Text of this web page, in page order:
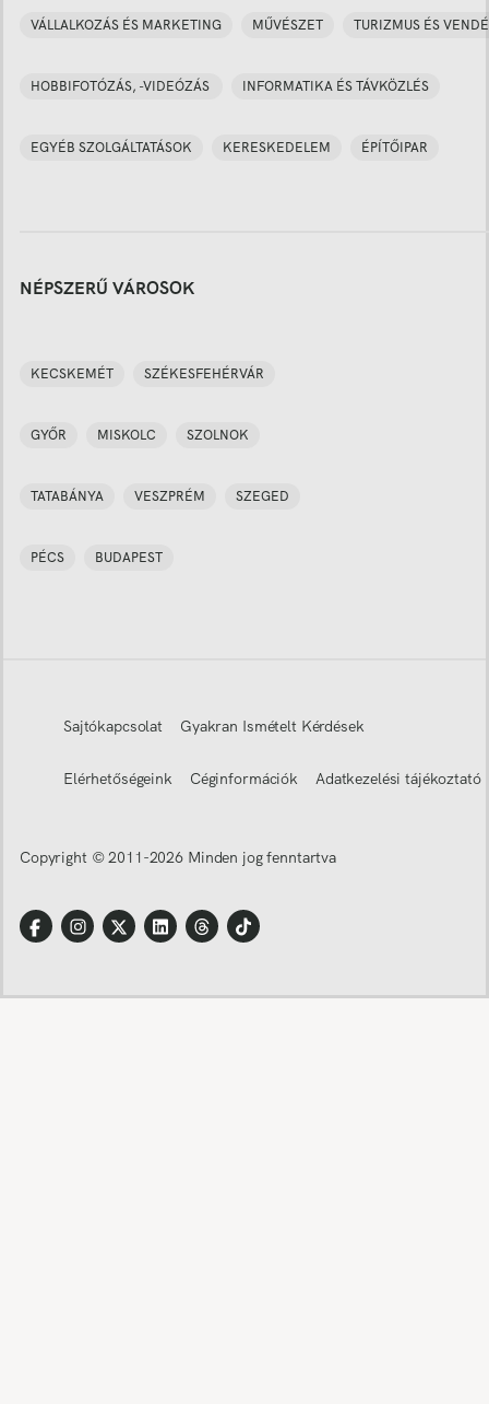
VÁLLALKOZÁS ÉS MARKETING MŰVÉSZET TURIZMUS ÉS
HOBBIFOTÓZÁS, -VIDEÓZÁS INFORMATIKA ÉS TÁVKÖZLÉS
EGYÉB SZOLGÁLTATÁSOK KERESKEDELEM ÉPÍTŐIPAR
NÉPSZERŰ VÁROSOK
KECSKEMÉT SZÉKESFEHÉRVÁR
GYŐR MISKOLC SZOLNOK
TATABÁNYA VESZPRÉM SZEGED
PÉCS BUDAPEST
Sajtókapcsolat Gyakran Ismételt Kérdések
Elérhetőségeink Céginformációk Adatkezelési tájékoztató
Copyright © 2011-2026 Minden jog fenntartva